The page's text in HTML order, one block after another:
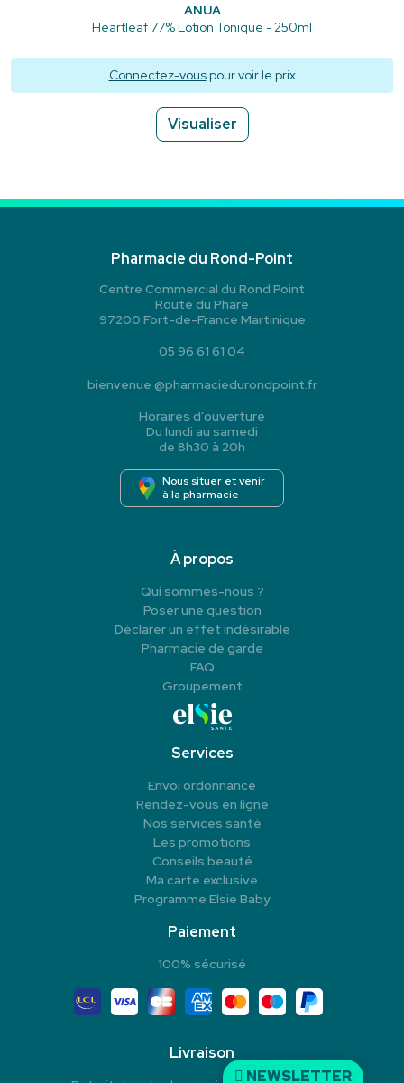
ANUA
Heartleaf 77% Lotion Tonique - 250ml
Connectez-vouspour voir le prix
Visualiser
NEWSLETTER
Pharmacie du Rond-Point
Centre Commercial du Rond Point
Route du Phare
97200 Fort-de-France Martinique
05 96 61 61 04
bienvenue @pharmaciedurondpoint.fr
Horaires d’ouverture
Du lundi au samedi
de 8h30 à 20h
Nous situer et venir
à la pharmacie
À propos
Qui sommes-nous ?
Poser une question
Déclarer un effet indésirable
Pharmacie de garde
FAQ
Groupement
Services
Envoi ordonnance
Rendez-vous en ligne
Nos services santé
Les promotions
Conseils beauté
Ma carte exclusive
Programme Elsie Baby
Paiement
100% sécurisé
Livraison